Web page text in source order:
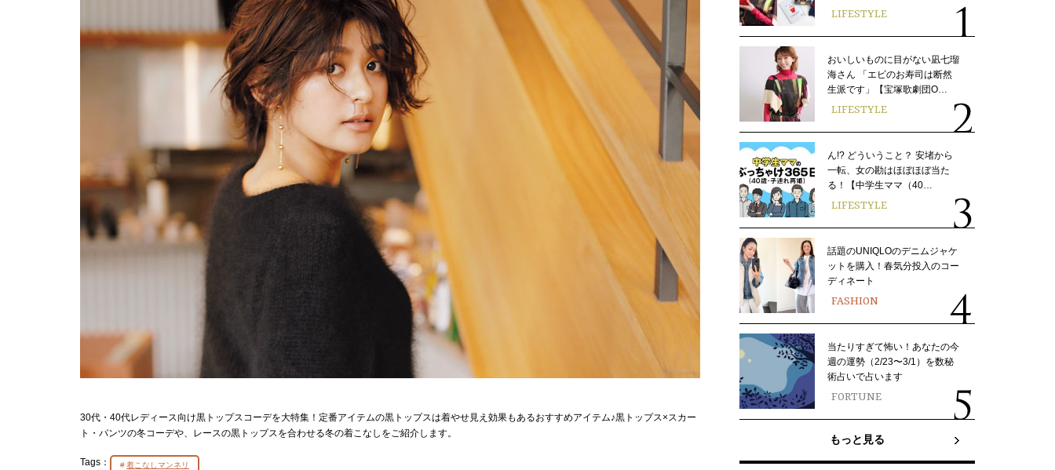
30代・40代レディース向け黒トップスコーデを大特集！定番アイテムの黒トップスは着やせ見え効果もあるおすすめアイテム♪黒トップス×スカー
ト・パンツの冬コーデや、レースの黒トップスを合わせる冬の着こなしをご紹介します。
Tags： 着こなしマンネリ
LIFESTYLE
おいしいものに目がない凪七瑠
海さん 「エビのお寿司は断然
生派です」【宝塚歌劇団O…
LIFESTYLE
ん!? どういうこと？ 安堵から
一転、女の勘はほぼほぼ当た
る！【中学生ママ（40…
LIFESTYLE
話題のUNIQLOのデニムジャケ
ットを購入！春気分投入のコー
ディネート
FASHION
当たりすぎて怖い！あなたの今
週の運勢（2/23〜3/1）を数秘
術占いで占います
FORTUNE
もっと見る